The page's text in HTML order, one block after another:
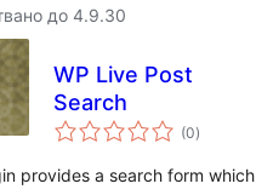
до 4.9.30
WP Live Post
Search
(0общо
оценки
)
provides a search form which